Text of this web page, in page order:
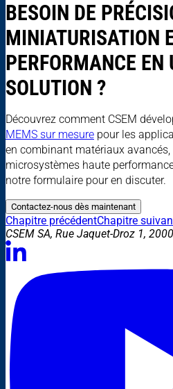
BESOIN DE
MINIATURISATION
PERFORMANCE EN
SOLUTION ?
Découvrez comment CSEM
MEMS sur mesure pour les
en combinant matériaux
microsystèmes haute
notre formulaire pour en discuter.
Contactez-nous dès maintenant
Chapitre précédentChapitre
CSEM SA, Rue Jaquet-Droz 1,